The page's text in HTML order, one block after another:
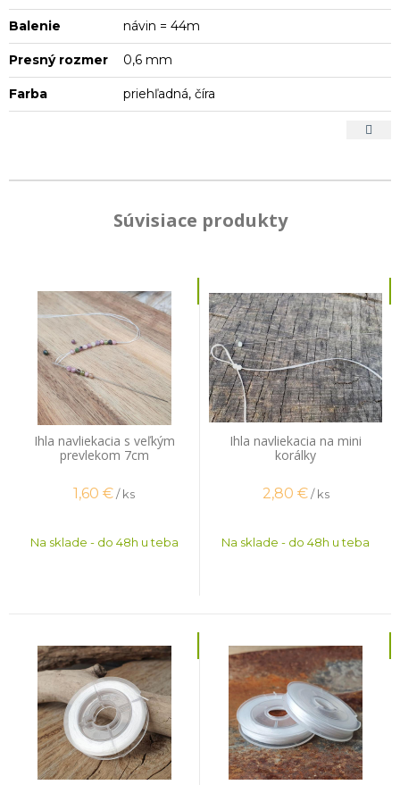
Balenie návin = 44m
Presný rozmer 0,6 mm
Farba priehľadná, číra
Súvisiace produkty
Ihla navliekacia s veľkým
prevlekom 7cm
1,60 €/ ks
Na sklade - do 48h u teba
Ihla navliekacia na mini
korálky
2,80 € / ks
Na sklade - do 48h u teba